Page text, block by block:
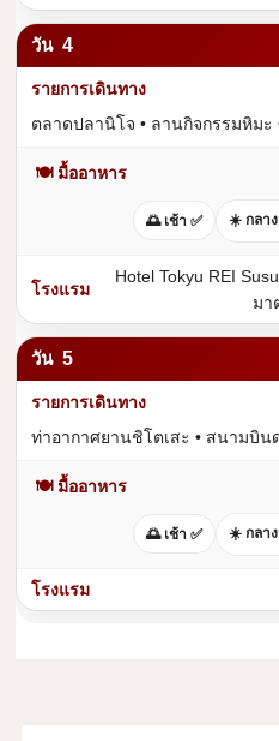
4
ตลาดปลานิโจ • ลานกิจกรรมหิมะ
🍽 มื้ออาหาร
🌅 เช้า ✅ ☀️ กลาง
Hotel Tokyu REI
มา
5
ท่าอากาศยานชิโตเสะ • สนามบิน
🍽 มื้ออาหาร
🌅 เช้า ✅ ☀️ กลาง